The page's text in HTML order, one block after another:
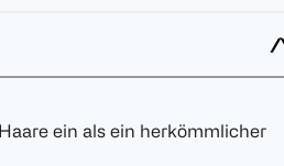
ein als ein herkömmlicher